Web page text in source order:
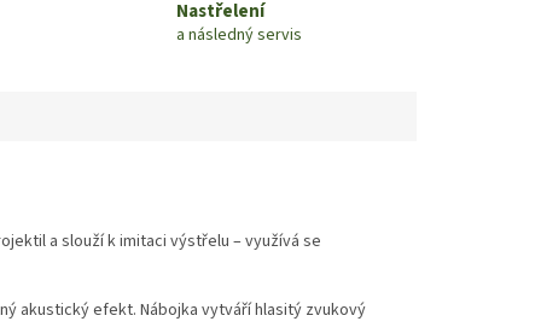
Nastřelení
a následný servis
a slouží k imitaci výstřelu – využívá se
akustický efekt. Nábojka vytváří hlasitý zvukový